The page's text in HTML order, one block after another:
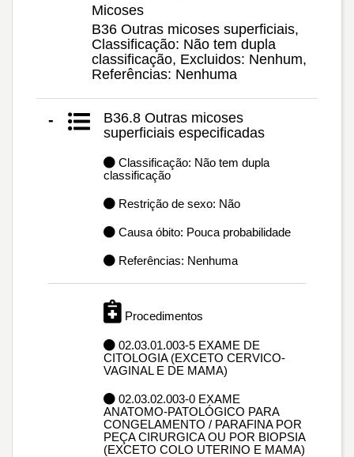
Micoses
B36 Outras micoses superficiais,
Classificação: Não tem dupla
classificação, Excluidos: Nenhum,
Referências: Nenhuma
-
B36.8 Outras micoses
superficiais especificadas
Classificação: Não tem dupla
classificação
Restrição de sexo: Não
Causa óbito: Pouca probabilidade
Referências: Nenhuma
Procedimentos
02.03.01.003-5 EXAME DE
CITOLOGIA (EXCETO CERVICO-
VAGINAL E DE MAMA)
02.03.02.003-0 EXAME
ANATOMO-PATOLÓGICO PARA
CONGELAMENTO / PARAFINA POR
PEÇA CIRURGICA OU POR BIOPSIA
(EXCETO COLO UTERINO E MAMA)